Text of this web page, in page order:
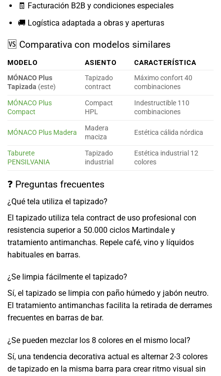
🧾 Facturación B2B y condiciones especiales
🚚 Logística adaptada a obras y aperturas
🆚 Comparativa con modelos similares
MODELO ASIENTO
CARACTERÍSTICA
MÓNACO Plus
Tapizada (este)
Tapizado
contract
Máximo confort 40
combinaciones
MÓNACO Plus
Compact
Compact
HPL
Indestructible 110
combinaciones
MÓNACO Plus Madera
Madera
maciza
Estética cálida nórdica
Taburete
PENSILVANIA
Tapizado
industrial
Estética industrial 12
colores
❓ Preguntas frecuentes
¿Qué tela utiliza el tapizado?
El tapizado utiliza tela contract de uso profesional con
resistencia superior a 50.000 ciclos Martindale y
tratamiento antimanchas. Repele café, vino y líquidos
habituales en barras.
¿Se limpia fácilmente el tapizado?
Sí, el tapizado se limpia con paño húmedo y jabón neutro.
El tratamiento antimanchas facilita la retirada de derrames
frecuentes en barras de bar.
¿Se pueden mezclar los 8 colores en el mismo local?
Sí, una tendencia decorativa actual es alternar 2-3 colores
de tapizado en la misma barra para crear ritmo visual sin